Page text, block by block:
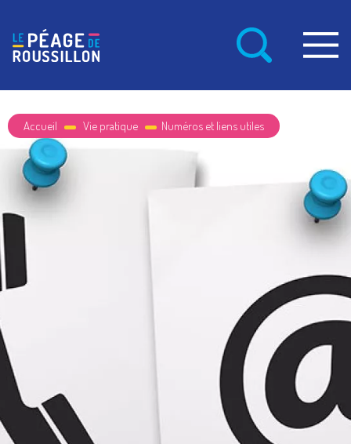
Accueil Vie pratique Numéros et liens utiles